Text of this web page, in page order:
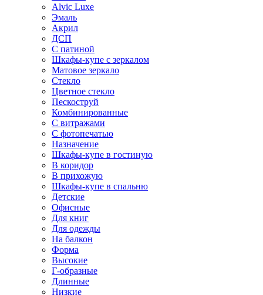
Alvic Luxe
Эмаль
Акрил
ДСП
С патиной
Шкафы-купе с зеркалом
Матовое зеркало
Стекло
Цветное стекло
Пескоструй
Комбинированные
С витражами
С фотопечатью
Назначение
Шкафы-купе в гостиную
В коридор
В прихожую
Шкафы-купе в спальню
Детские
Офисные
Для книг
Для одежды
На балкон
Форма
Высокие
Г-образные
Длинные
Низкие